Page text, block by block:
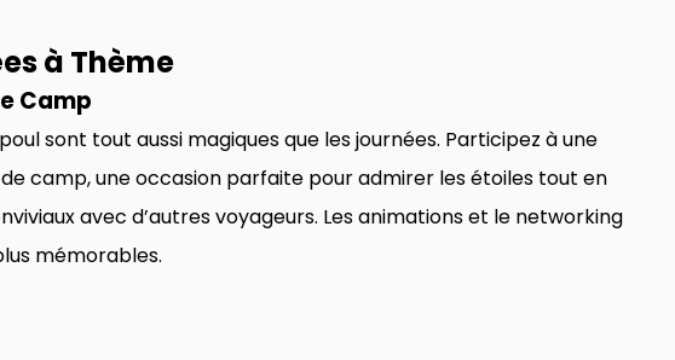
à Thème
Camp
sont tout aussi magiques que les journées. Participez à une
camp, une occasion parfaite pour admirer les étoiles tout en
avec d’autres voyageurs. Les animations et le networking
mémorables.